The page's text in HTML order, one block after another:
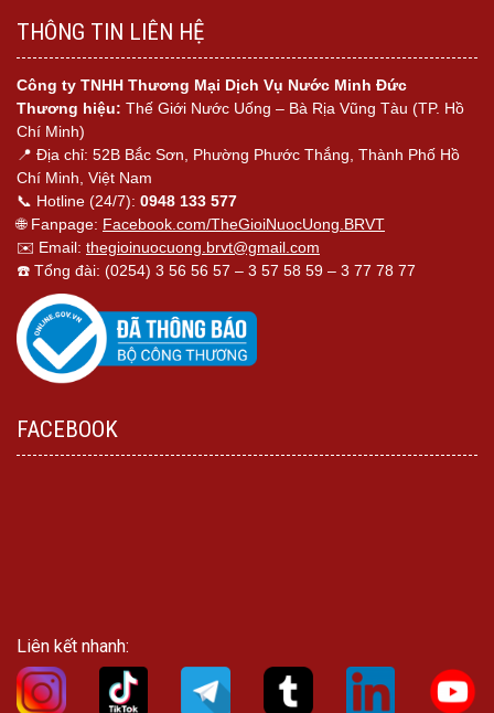
THÔNG TIN LIÊN HỆ
Công ty TNHH Thương Mại Dịch Vụ Nước Minh Đức
Thương hiệu: Thế Giới Nước Uống – Bà Rịa Vũng Tàu (TP. Hồ
Chí Minh)
📍 Địa chỉ: 52B Bắc Sơn, Phường Phước Thắng, Thành Phố Hồ
Chí Minh, Việt Nam
📞 Hotline (24/7): 0948 133 577
🌐 Fanpage: Facebook.com/TheGioiNuocUong.BRVT
✉️ Email: thegioinuocuong.brvt@gmail.com
☎️ Tổng đài: (0254) 3 56 56 57 – 3 57 58 59 – 3 77 78 77
FACEBOOK
Liên kết nhanh: